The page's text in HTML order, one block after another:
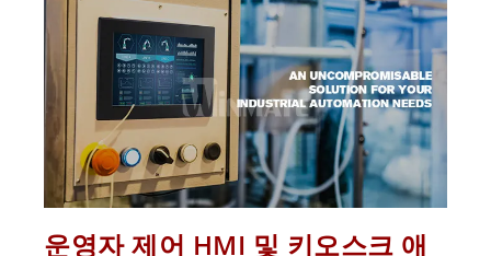
운영자 제어 HMI 및 키오스크 애